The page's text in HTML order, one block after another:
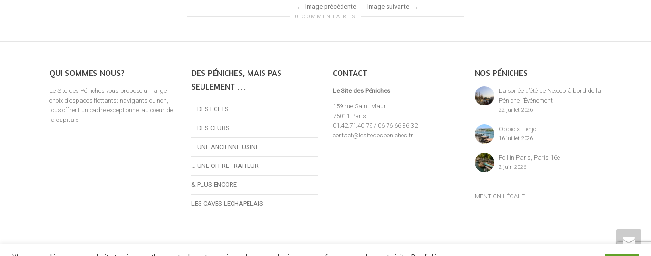
Image précédente Image suivante
0 COMMENTAIRES
QUI SOMMES NOUS?
Le Site des Péniches vous propose un large
choix d’espaces flottants; navigants ou non,
tous offrent un cadre exceptionnel au coeur de
la capitale.
DES PÉNICHES, MAIS PAS
SEULEMENT …
… DES LOFTS
… DES CLUBS
… UNE ANCIENNE USINE
… UNE OFFRE TRAITEUR
& PLUS ENCORE
LES CAVES LECHAPELAIS
CONTACT
Le Site des Péniches
159 rue Saint-Maur
75011 Paris
01.42.71.40.79 / 06 76 66 36 32
contact@lesitedespeniches.fr
NOS PÉNICHES
La soirée d’été de Nextep à bord de la
Péniche l’Événement
22 juillet 2026
Oppic x Henjo
16 juillet 2026
Foil in Paris, Paris 16e
2 juin 2026
MENTION LÉGALE